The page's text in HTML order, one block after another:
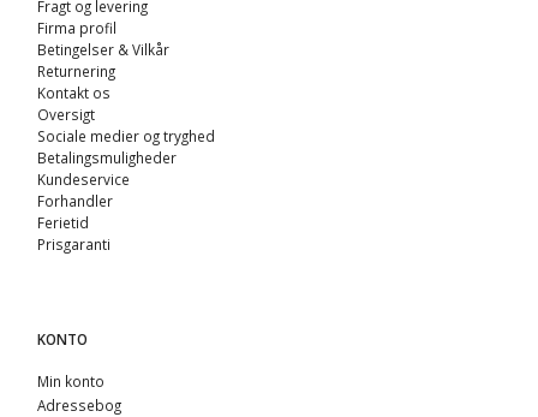
Fragt og levering
Firma profil
Betingelser & Vilkår
Returnering
Kontakt os
Oversigt
Sociale medier og tryghed
Betalingsmuligheder
Kundeservice
Forhandler
Ferietid
Prisgaranti
KONTO
Min konto
Adressebog